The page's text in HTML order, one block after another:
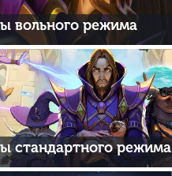
вольного режима
стандартного режима